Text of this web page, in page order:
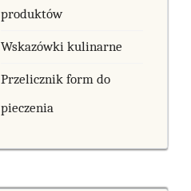
produktów
Wskazówki kulinarne
Przelicznik form do
pieczenia